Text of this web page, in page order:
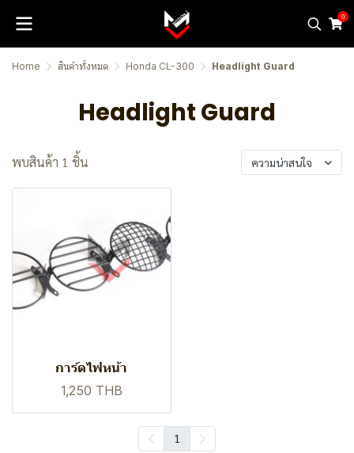
0
Home สินค้าทั้งหมด Honda CL-300 Headlight Guard
Headlight Guard
พบสินค้า 1 ชิ้น ความน่าสนใจ
การ์ดไฟหน้า
1,250 THB
1